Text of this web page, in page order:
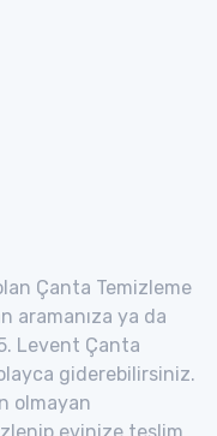
Çanta Temizleme
aramanıza ya da
Levent Çanta
giderebilirsiniz.
olmayan